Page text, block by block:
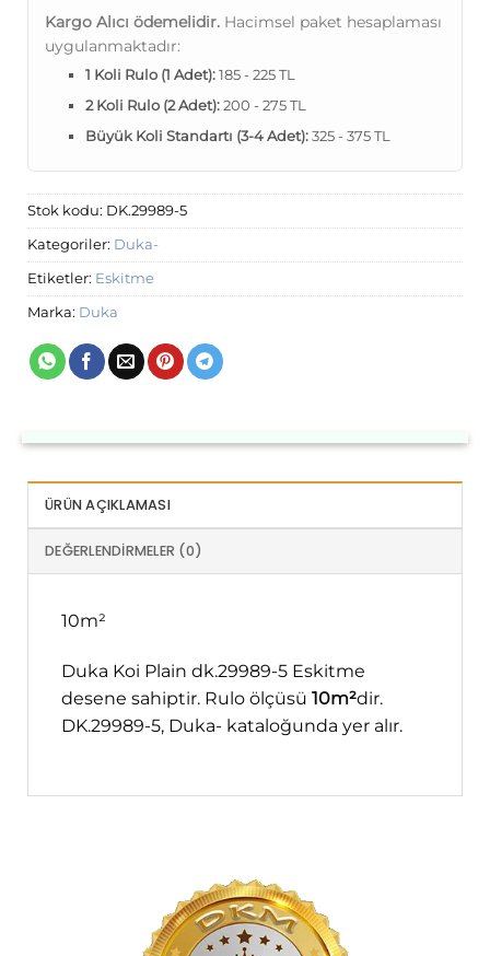
Kargo Alıcı ödemelidir. Hacimsel paket hesaplaması
uygulanmaktadır:
1 Koli Rulo (1 Adet):185 - 225 TL
2 Koli Rulo (2 Adet):200 - 275 TL
Büyük Koli Standartı (3-4 Adet):325 - 375 TL
Stok kodu: DK.29989-5
Kategoriler: Duka-
Etiketler: Eskitme
Marka: Duka
ÜRÜN AÇIKLAMASI
DEĞERLENDIRMELER (0)
10m²
Duka Koi Plain dk.29989-5 Eskitme
desene sahiptir. Rulo ölçüsü 10m²dir.
DK.29989-5, Duka- kataloğunda yer alır.